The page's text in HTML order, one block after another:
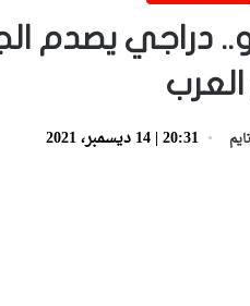
دراجي يصدم
20:31 | 14 ديسمبر، 2021